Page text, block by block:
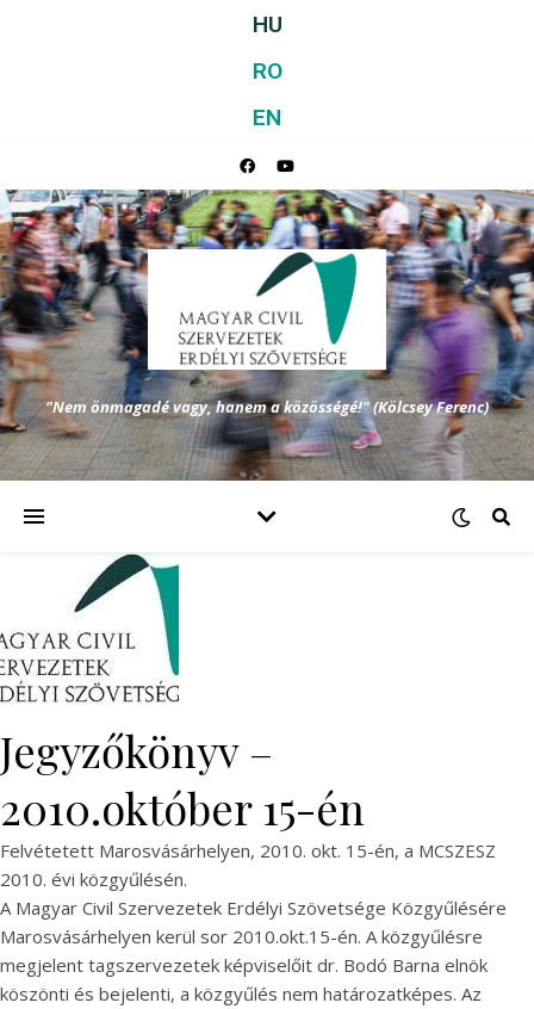
HU
RO
EN
"Nem önmagadé vagy, hanem a közösségé!" (Kölcsey Ferenc)
Jegyzőkönyv –
2010.október 15-én
Felvétetett Marosvásárhelyen, 2010. okt. 15-én, a MCSZESZ
2010. évi közgyűlésén.
A Magyar Civil Szervezetek Erdélyi Szövetsége Közgyűlésére
Marosvásárhelyen kerül sor 2010.okt.15-én. A közgyűlésre
megjelent tagszervezetek képviselőit dr. Bodó Barna elnök
köszönti és bejelenti, a közgyűlés nem határozatképes. Az